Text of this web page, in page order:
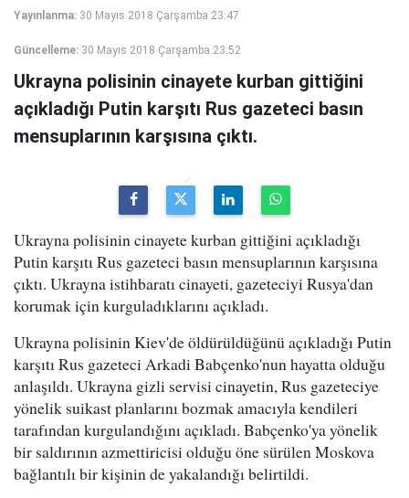
Yayınlanma: 30 Mayıs 2018 Çarşamba 23:47
Güncelleme: 30 Mayıs 2018 Çarşamba 23:52
Ukrayna polisinin cinayete kurban gittiğini
açıkladığı Putin karşıtı Rus gazeteci basın
mensuplarının karşısına çıktı.
Ukrayna polisinin cinayete kurban gittiğini açıkladığı
Putin karşıtı Rus gazeteci basın mensuplarının karşısına
çıktı. Ukrayna istihbaratı cinayeti, gazeteciyi Rusya'dan
korumak için kurguladıklarını açıkladı.
Ukrayna polisinin Kiev'de öldürüldüğünü açıkladığı Putin
karşıtı Rus gazeteci Arkadi Babçenko'nun hayatta olduğu
anlaşıldı. Ukrayna gizli servisi cinayetin, Rus gazeteciye
yönelik suikast planlarını bozmak amacıyla kendileri
tarafından kurgulandığını açıkladı. Babçenko'ya yönelik
bir saldırının azmettiricisi olduğu öne sürülen Moskova
bağlantılı bir kişinin de yakalandığı belirtildi.